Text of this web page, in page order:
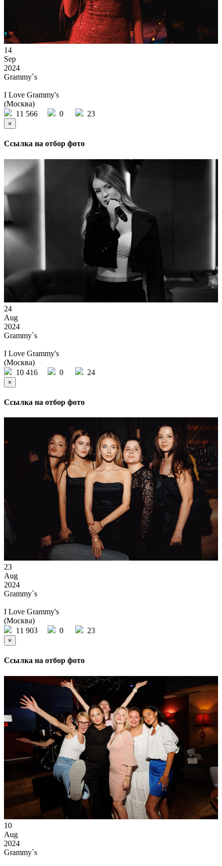
14
Sep
2024
Grammy`s
I Love Grammy's
(Москва)
11 566
0 23
×
Ссылка на отбор фото
24
Aug
2024
Grammy`s
I Love Grammy's
(Москва)
10 416
0 24
×
Ссылка на отбор фото
23
Aug
2024
Grammy`s
I Love Grammy's
(Москва)
11 903
0 23
×
Ссылка на отбор фото
10
Aug
2024
Grammy`s